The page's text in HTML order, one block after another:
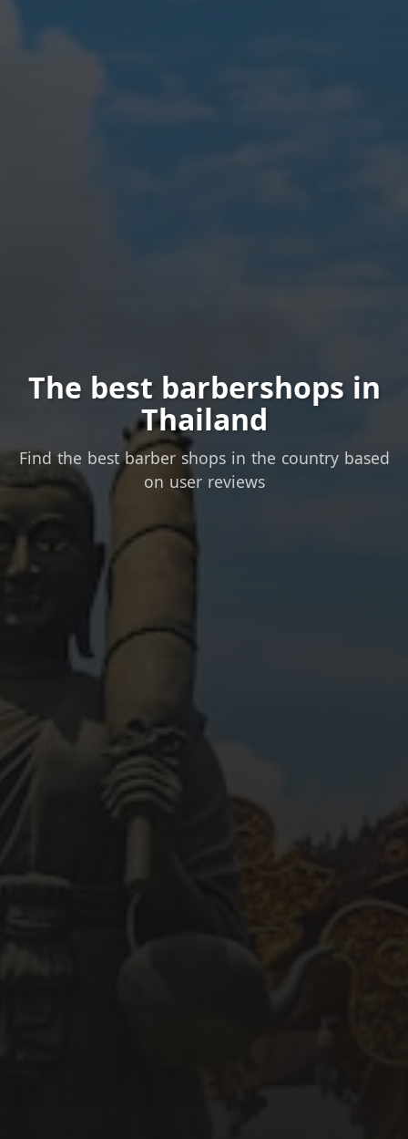
The best barbershops in
Thailand
Find the best barber shops in the country based
on user reviews